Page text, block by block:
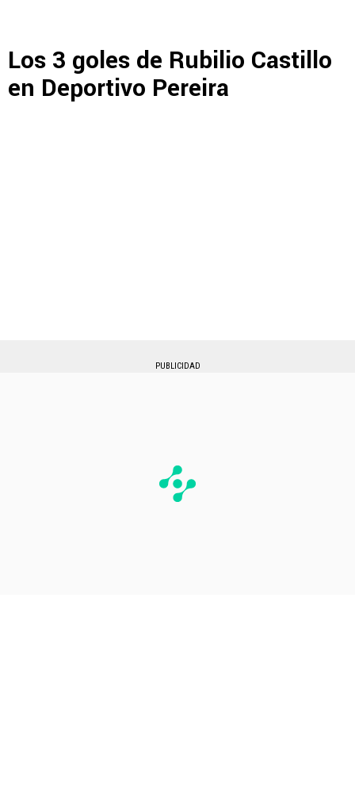
Los 3 goles de Rubilio Castillo
en Deportivo Pereira
PUBLICIDAD